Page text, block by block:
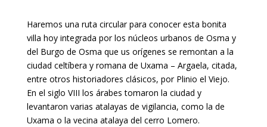
Haremos una ruta circular para conocer esta bonita
villa hoy integrada por los núcleos urbanos de Osma y
del Burgo de Osma que us orígenes se remontan a la
ciudad celtí­bera y romana de Uxama – Argaela, citada,
entre otros historiadores clásicos, por Plinio el Viejo.
En el siglo VIII los árabes tomaron la ciudad y
levantaron varias atalayas de vigilancia, como la de
Uxama o la vecina atalaya del cerro Lomero.